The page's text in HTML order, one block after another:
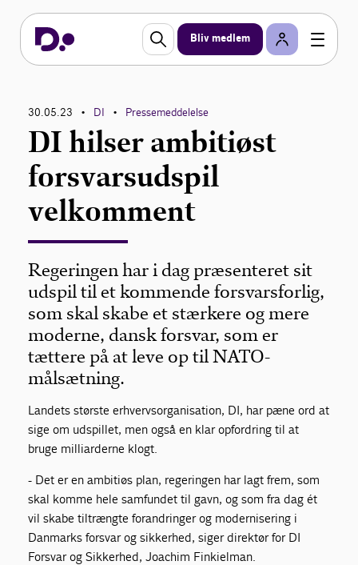
Bliv medlem
30.05.23 • DI • Pressemeddelelse
DI hilser ambitiøst
forsvarsudspil
velkomment
Regeringen har i dag præsenteret sit
udspil til et kommende forsvarsforlig,
som skal skabe et stærkere og mere
moderne, dansk forsvar, som er
tættere på at leve op til NATO-
målsætning.
Landets største erhvervsorganisation, DI, har pæne ord at
sige om udspillet, men også en klar opfordring til at
bruge milliarderne klogt.
- Det er en ambitiøs plan, regeringen har lagt frem, som
skal komme hele samfundet til gavn, og som fra dag ét
vil skabe tiltrængte forandringer og modernisering i
Danmarks forsvar og sikkerhed, siger direktør for DI
Forsvar og Sikkerhed, Joachim Finkielman.